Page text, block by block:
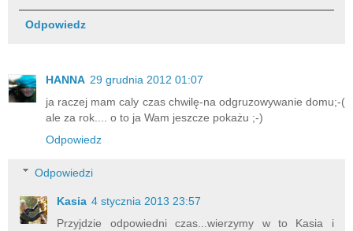
Odpowiedz
HANNA 29 grudnia 2012 01:07
ja raczej mam caly czas chwilę-na odgruzowywanie domu;-(
ale za rok.... o to ja Wam jeszcze pokażu ;-)
Odpowiedz
Odpowiedzi
Kasia 4 stycznia 2013 23:57
Przyjdzie odpowiedni czas...wierzymy w to Kasia i